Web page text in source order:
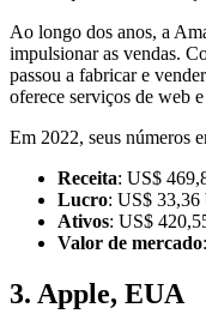
Ao longo dos anos, a
impulsionar as vendas.
passou a fabricar e
oferece serviços de web
Em 2022, seus números
Receita: US$
Lucro: US$ 33,36
Ativos: US$
Valor de mercado
3. Apple, EUA